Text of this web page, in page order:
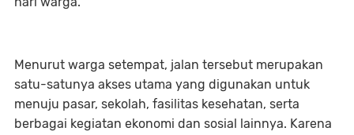
Menurut warga setempat, jalan tersebut merupakan
satu-satunya akses utama yang digunakan untuk
menuju pasar, sekolah, fasilitas kesehatan, serta
berbagai kegiatan ekonomi dan sosial lainnya. Karena